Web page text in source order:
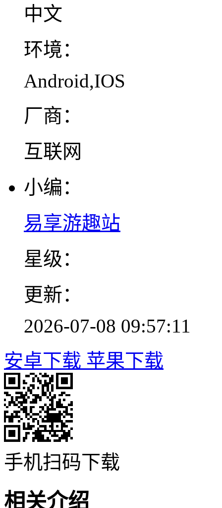
中文
环境：
Android,IOS
厂商：
互联网
小编：
易享游趣站
星级：
更新：
2026-07-08 09:57:11
安卓下载 苹果下载
手机扫码下载
相关介绍